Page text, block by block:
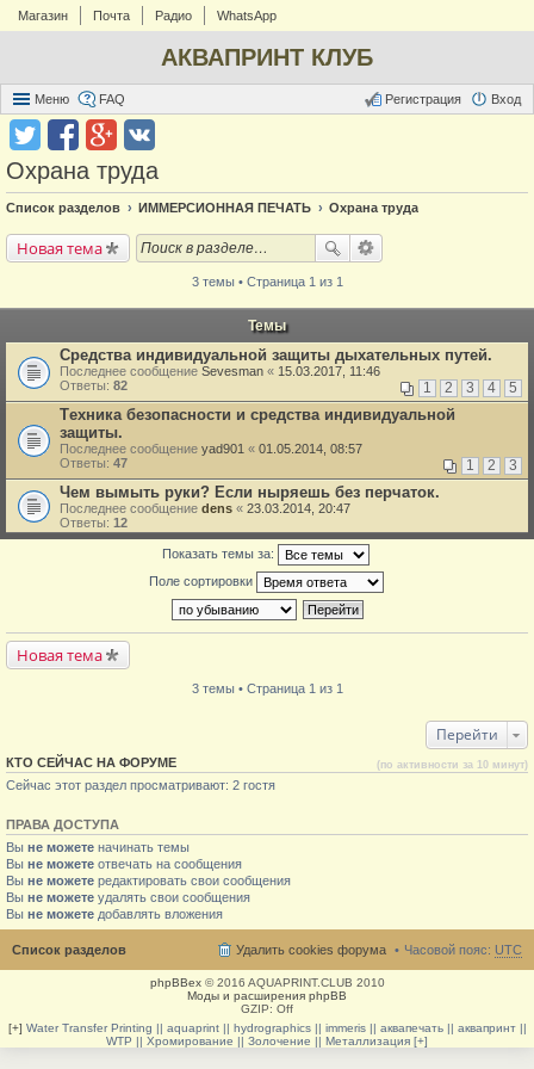
Магазин Почта Радио WhatsApp
АКВАПРИНТ КЛУБ
Меню FAQ Вход
Регистрация
Охрана труда
Список разделов ИММЕРСИОННАЯ ПЕЧАТЬ Охрана труда
Новая тема
3 темы • Страница 1 из 1
Темы
Средства индивидуальной защиты дыхательных путей.
Последнее сообщение Sevesman « 15.03.2017, 11:46
Ответы: 82 1 2 3 4 5
Tехника безопасности и средства индивидуальной
защиты.
Последнее сообщение yad901 « 01.05.2014, 08:57
Ответы: 47 1 2 3
Чем вымыть руки? Если ныряешь без перчаток.
Последнее сообщение dens « 23.03.2014, 20:47
Ответы: 12
Показать темы за:
Поле сортировки
Новая тема
3 темы • Страница 1 из 1
Перейти
КТО СЕЙЧАС НА ФОРУМЕ (по активности за 10 минут)
Сейчас этот раздел просматривают: 2 гостя
ПРАВА ДОСТУПА
Вы не можете начинать темы
Вы не можете отвечать на сообщения
Вы не можете редактировать свои сообщения
Вы не можете удалять свои сообщения
Вы не можете добавлять вложения
Список разделов Часовой пояс: UTC
Удалить cookies форума
phpBBex© 2016 AQUAPRINT.CLUB 2010
Моды и расширения phpBB
GZIP: Off
[+] Water Transfer Printing || aquaprint || hydrographics || immeris || аквапечать || аквапринт ||
WTP || Хромирование || Золочение || Металлизация [+]